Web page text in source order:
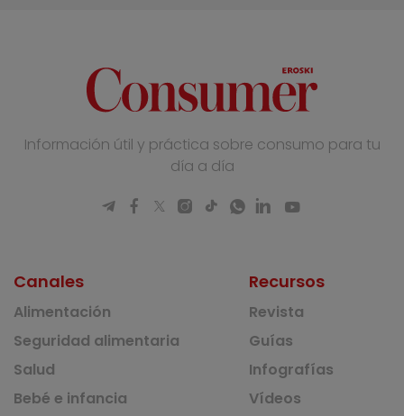
Información útil y práctica sobre consumo para tu
día a día
Canales
Alimentación
Seguridad alimentaria
Salud
Bebé e infancia
Recursos
Revista
Guías
Infografías
Vídeos